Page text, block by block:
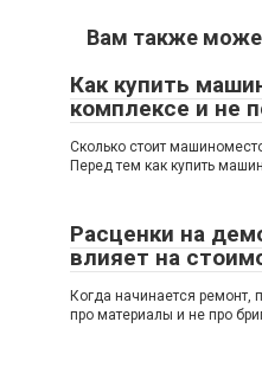
Вам также
Как купить
комплексе и не
Сколько стоит
Перед тем как купить
Расценки на
влияет на
Когда начинается ремонт,
про материалы и не про